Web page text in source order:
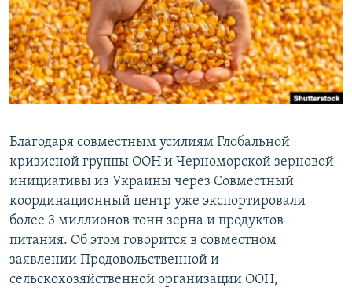
ПОБЕДИТЕЛЕЙ НЕ СУДЯТ?
КРЫМ.НЕПОКОРЕННЫЙ
ELIFBE
УКРАИНСКАЯ ПРОБЛЕМА КРЫМА
ПРИСОЕДИНЯЙТЕСЬ!
Благодаря совместным усилиям Глобальной
кризисной группы ООН и Черноморской зерновой
инициативы из Украины через Совместный
координационный центр уже экспортировали
более 3 миллионов тонн зерна и продуктов
питания. Об этом говорится в совместном
заявлении Продовольственной и
сельскохозяйственной организации ООН,